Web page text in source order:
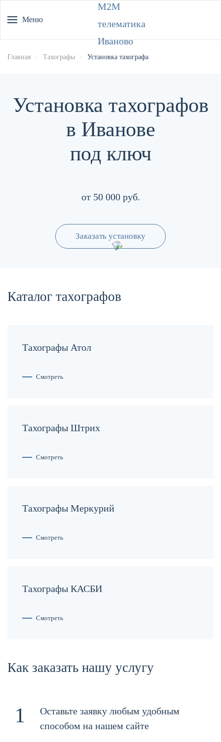
Меню
Главная Тахографы Установка тахографа
Установка тахографов
в Иванове
под ключ
от 50 000 руб.
Заказать установку
Каталог тахографов
Тахографы Атол
Смотреть
Тахографы Штрих
Смотреть
Тахографы Меркурий
Смотреть
Тахографы КАСБИ
Смотреть
Как заказать нашу услугу
1
Оставьте заявку любым удобным
способом на нашем сайте